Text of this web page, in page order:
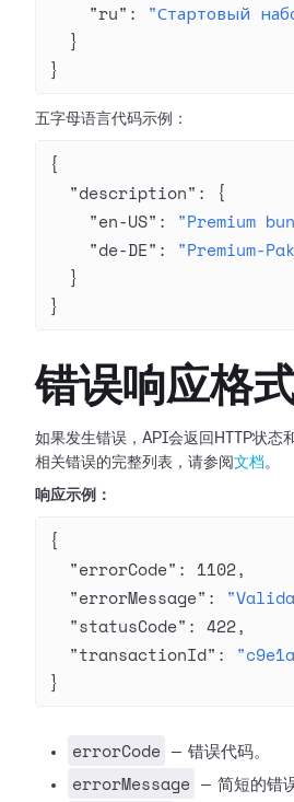
    "ru"
: "Стартовый
  }
}
五字母语言代码示例：
{
  "description"
: {
    "en-US"
: "Premium
    "de-DE"
: "Premium-
  }
}
错误响应格
如果发生错误，API会返回HTTP状态
相关错误的完整列表，请参阅 文档。
响应示例：
{
  "errorCode"
: 1102,
  "errorMessage"
:
  "statusCode"
: 422,
  "transactionId"
:
}
errorCode — 错误代码。
errorMessage — 简短的错